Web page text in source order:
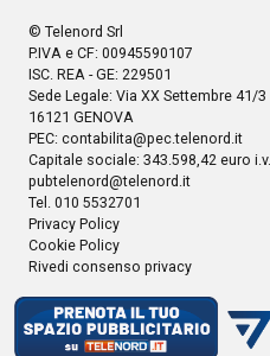
© Telenord Srl
P.IVA e CF: 00945590107
ISC. REA - GE: 229501
Sede Legale: Via XX Settembre 41/3
16121 GENOVA
PEC: contabilita@pec.telenord.it
Capitale sociale: 343.598,42 euro i.v.
pubtelenord@telenord.it
Tel. 010 5532701
Privacy Policy
Cookie Policy
Rivedi consenso privacy